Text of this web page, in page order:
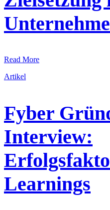
Read More
Artikel
Fyber
Interview:
Learnings